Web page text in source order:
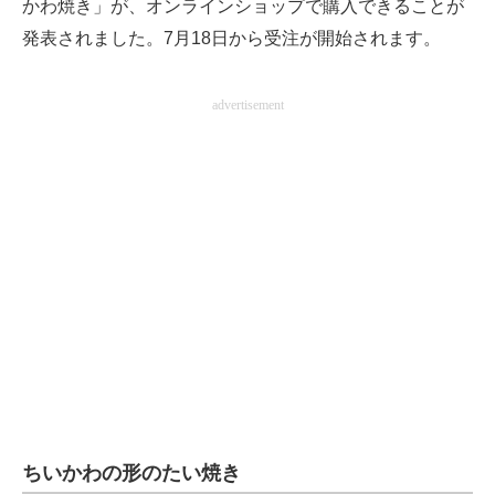
スマホと通信の最新トレンド
企業向けIT製品の総合サイト
かわ焼き」が、オンラインショップで購入できることが
発表されました。7月18日から受注が開始されます。
advertisement
ちいかわの形のたい焼き